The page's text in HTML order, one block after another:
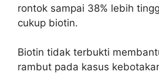
rontok sampai 38% lebih
cukup biotin.
Biotin tidak terbukti
rambut pada kasus